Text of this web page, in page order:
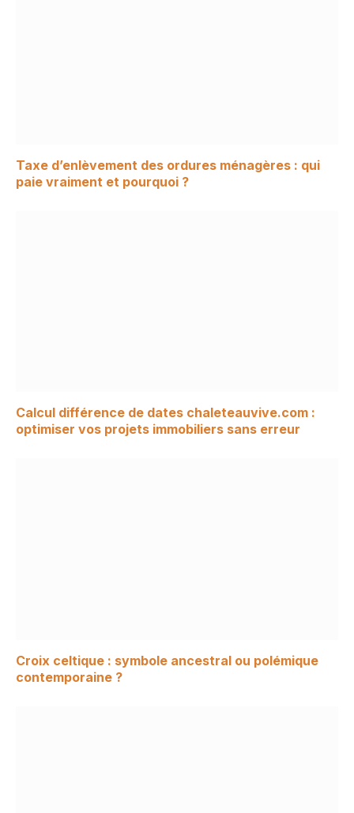
Taxe d’enlèvement des ordures ménagères : qui
paie vraiment et pourquoi ?
Calcul différence de dates chaleteauvive.com :
optimiser vos projets immobiliers sans erreur
Croix celtique : symbole ancestral ou polémique
contemporaine ?